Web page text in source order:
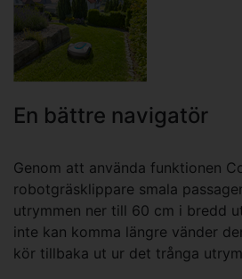
En bättre navigatör
Genom att använda funktionen
robotgräsklippare smala
utrymmen ner till 60 cm i bredd
inte kan komma längre vänder
kör tillbaka ut ur det trånga